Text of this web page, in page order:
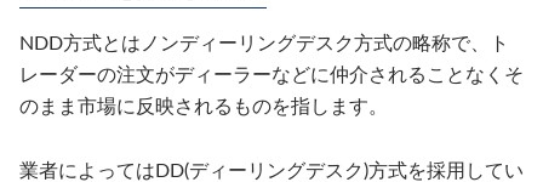
NDD方式とはノンディーリングデスク方式の略称で、ト
レーダーの注文がディーラーなどに仲介されることなくそ
のまま市場に反映されるものを指します。
業者によってはDD(ディーリングデスク)方式を採用してい